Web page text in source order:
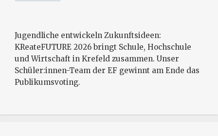
Jugendliche entwickeln Zukunftsideen:
KReateFUTURE 2026 bringt Schule, Hochschule
und Wirtschaft in Krefeld zusammen. Unser
Schüler:innen-Team der EF gewinnt am Ende das
Publikumsvoting.